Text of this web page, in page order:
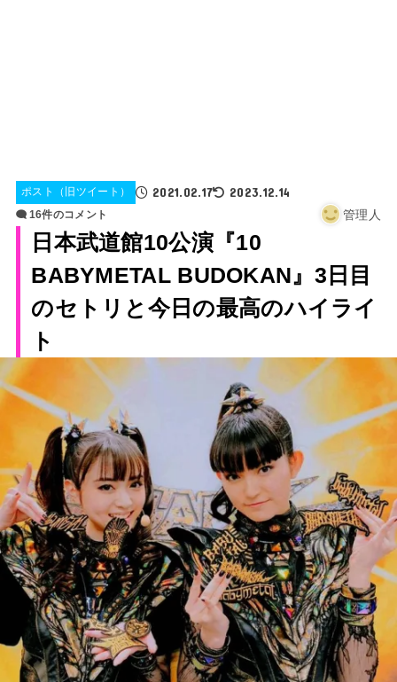
ポスト（旧ツイート） 2021.02.17 2023.12.14
16件のコメント 管理人
日本武道館10公演『10
BABYMETAL BUDOKAN』3日目
のセトリと今日の最高のハイライ
ト